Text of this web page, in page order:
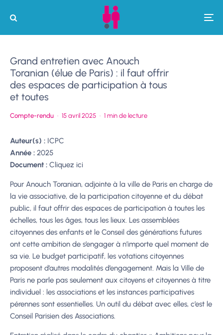
Grand entretien avec Anouch
Toranian (élue de Paris) : il faut offrir
des espaces de participation à tous
et toutes
Compte-rendu · 15 avril 2025 · 1 min de lecture
Auteur(s) : ICPC
Année : 2025
Document : Cliquez ici
Pour Anouch Toranian, adjointe à la ville de Paris en charge de
la vie associative, de la participation citoyenne et du débat
public, il faut offrir des espaces de participation à toutes les
échelles, tous les âges, tous les lieux. Les assemblées
citoyennes des enfants et le Conseil des générations futures
ont cette ambition de s’engager à n’importe quel moment de
sa vie. Le budget participatif, les votations citoyennes
proposent d’autres modalités d’engagement. Mais la Ville de
Paris ne parle pas seulement aux citoyens et citoyennes à titre
individuel : les associations et les instances participatives
pérennes sont essentielles. Un outil du débat avec elles, c’est le
Conseil Parisien des Associations.